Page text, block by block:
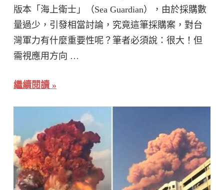
版本「海上衛士」（Sea Guardian），由於採購數
量過少，引發相當討論，究竟這筆採購案，對台
灣軍力有什麼重要性呢？筆者必須說：很大！但
需視應用方向 …
繼續閱讀